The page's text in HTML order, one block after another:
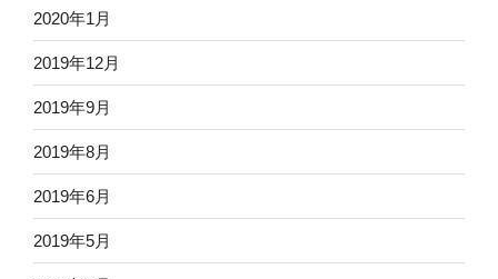
2020年1月
2019年12月
2019年9月
2019年8月
2019年6月
2019年5月